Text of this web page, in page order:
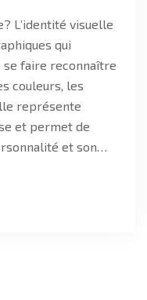
L’identité visuelle
qui
faire reconnaître
couleurs, les
représente
et permet de
et son…